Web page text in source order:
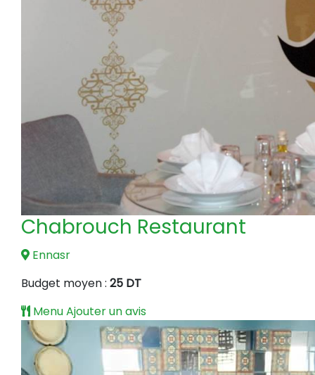
Chabrouch Restaurant
Ennasr
Budget moyen : 25 DT
MenuAjouter un avis